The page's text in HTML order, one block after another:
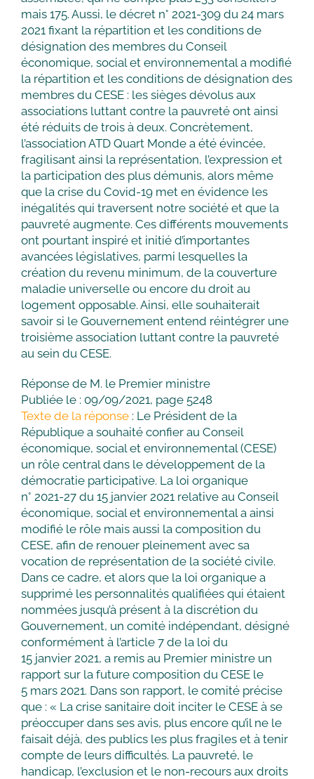
mais 175. Aussi, le décret n° 2021-309 du 24 mars
2021 fixant la répartition et les conditions de
désignation des membres du Conseil
économique, social et environnemental a modifié
la répartition et les conditions de désignation des
membres du CESE : les sièges dévolus aux
associations luttant contre la pauvreté ont ainsi
été réduits de trois à deux. Concrètement,
l’association ATD Quart Monde a été évincée,
fragilisant ainsi la représentation, l’expression et
la participation des plus démunis, alors même
que la crise du Covid-19 met en évidence les
inégalités qui traversent notre société et que la
pauvreté augmente. Ces différents mouvements
ont pourtant inspiré et initié d’importantes
avancées législatives, parmi lesquelles la
création du revenu minimum, de la couverture
maladie universelle ou encore du droit au
logement opposable. Ainsi, elle souhaiterait
savoir si le Gouvernement entend réintégrer une
troisième association luttant contre la pauvreté
au sein du CESE.
Réponse de M. le Premier ministre
Publiée le : 09/09/2021, page 5248
Texte de la réponse : Le Président de la
République a souhaité confier au Conseil
économique, social et environnemental (CESE)
un rôle central dans le développement de la
démocratie participative. La loi organique
n° 2021-27 du 15 janvier 2021 relative au Conseil
économique, social et environnemental a ainsi
modifié le rôle mais aussi la composition du
CESE, afin de renouer pleinement avec sa
vocation de représentation de la société civile.
Dans ce cadre, et alors que la loi organique a
supprimé les personnalités qualifiées qui étaient
nommées jusqu’à présent à la discrétion du
Gouvernement, un comité indépendant, désigné
conformément à l’article 7 de la loi du
15 janvier 2021, a remis au Premier ministre un
rapport sur la future composition du CESE le
5 mars 2021. Dans son rapport, le comité précise
que : « La crise sanitaire doit inciter le CESE à se
préoccuper dans ses avis, plus encore qu’il ne le
faisait déjà, des publics les plus fragiles et à tenir
compte de leurs difficultés. La pauvreté, le
handicap, l’exclusion et le non-recours aux droits